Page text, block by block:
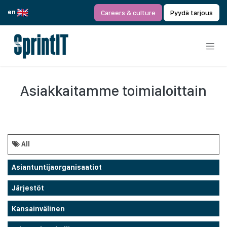
en
Careers & culture Pyydä tarjous
Asiakkaitamme toimialoittain
All
Asiantuntijaorganisaatiot
Järjestöt
Kansainvälinen